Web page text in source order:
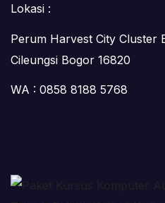
Lokasi :
Perum Harvest City Cluster
Cileungsi Bogor 16820
WA : 0858 8188 5768